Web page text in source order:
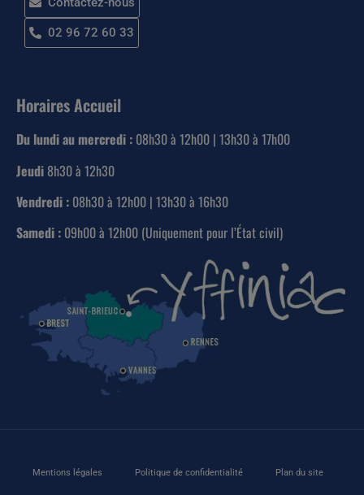
02 96 72 60 33
Horaires Accueil
Du lundi au mercredi : 08h30 à 12h00 | 13h30 à 17h00
Jeudi 8h30 à 12h30
Vendredi : 08h30 à 12h00 | 13h30 à 16h30
Samedi : 09h00 à 12h00 (Uniquement pour l’État civil)
Mentions légales Politique de confidentialité Plan du site